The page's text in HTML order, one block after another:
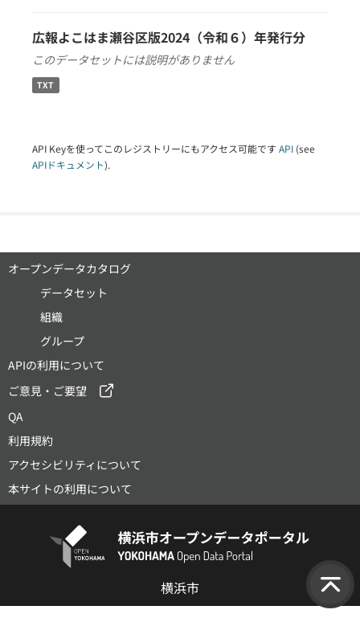
広報よこはま瀬谷区版2024（令和６）年発行分
このデータセットには説明がありません
TXT
API Keyを使ってこのレジストリーにもアクセス可能です API (see
APIドキュメント).
オープンデータカタログ
データセット
組織
グループ
APIの利用について
ご意見・ご要望
QA
利用規約
アクセシビリティについて
本サイトの利用について
横浜市